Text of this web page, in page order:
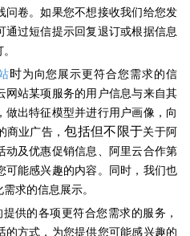
问卷。如果您不想接收我们给您发
通过短信提示回复退订或根据信息
时为向您展示更符合您需求的信
网站某项服务的用户信息与来自其
做出特征模型并进行用户画像，向
商业广告，包括但不限于关于阿
动及优惠促销信息、阿里云合作第
可能感兴趣的内容。同时，我们也
求的信息展示。
供的各项更符合您需求的服务，
的方式，为您提供您可能感兴趣的